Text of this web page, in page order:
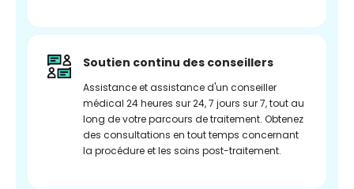
Soutien continu des conseillers
Assistance et assistance d'un conseiller
médical 24 heures sur 24, 7 jours sur 7, tout au
long de votre parcours de traitement. Obtenez
des consultations en tout temps concernant
la procédure et les soins post-traitement.